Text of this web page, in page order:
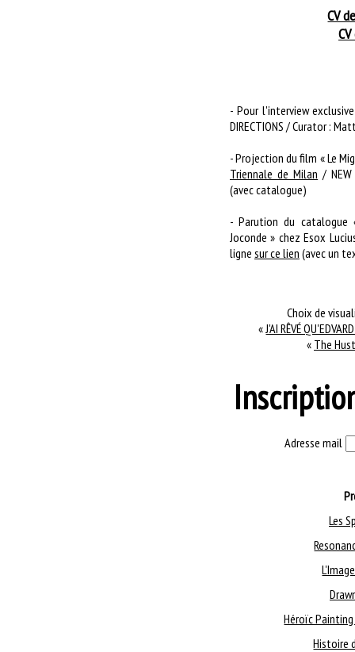
CV
- Pour l'interview
DIRECTIONS / Curator :
- Projection du film « Le
Triennale de Milan /
(avec catalogue)
- Parution du catalogue
Joconde » chez Esox
ligne sur ce lien (avec un
Choix de
«J'AI RÊVÉ
« The
Adresse mail
Les
Héroïc
Histoire